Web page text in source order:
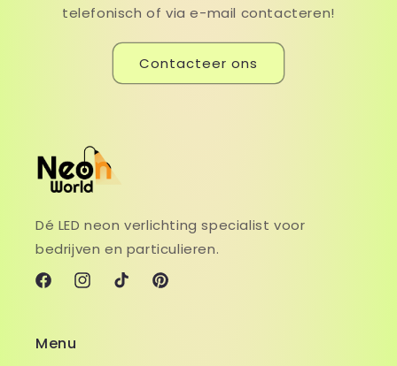
telefonisch of via e-mail contacteren!
Contacteer ons
Dé LED neon verlichting specialist voor
bedrijven en particulieren.
FacebookInstagramTikTokPinterest
Menu